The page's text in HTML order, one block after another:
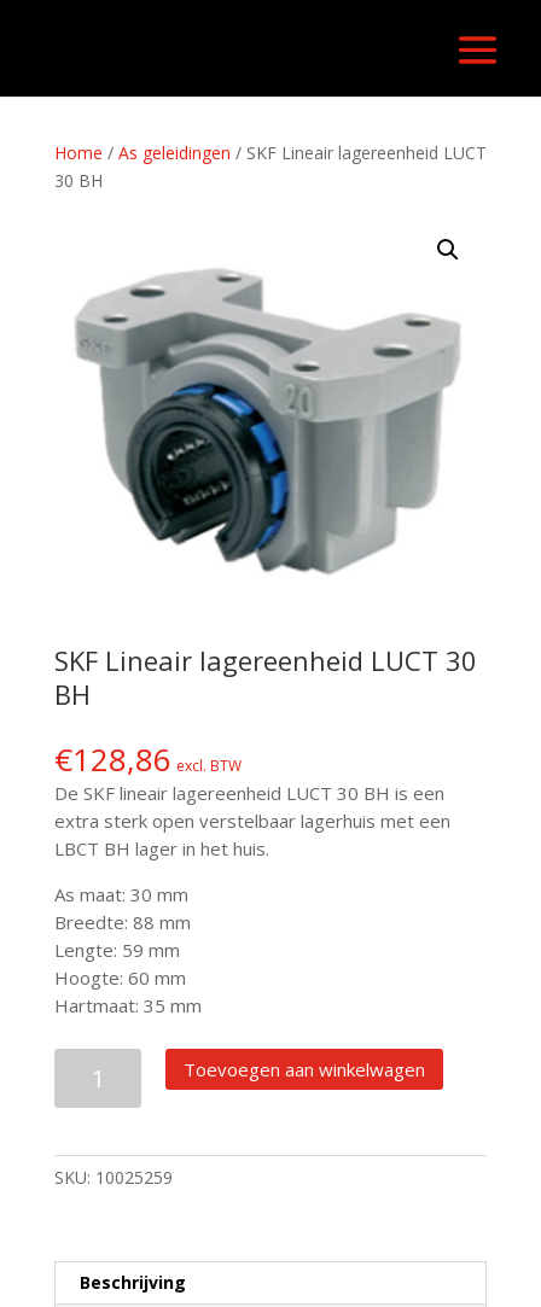
Home / As geleidingen / SKF Lineair lagereenheid LUCT
30 BH
SKF Lineair lagereenheid LUCT 30
BH
€128,86 excl. BTW
De SKF lineair lagereenheid LUCT 30 BH is een
extra sterk open verstelbaar lagerhuis met een
LBCT BH lager in het huis.
As maat: 30 mm
Breedte: 88 mm
Lengte: 59 mm
Hoogte: 60 mm
Hartmaat: 35 mm
Lineair
30
Toevoegen aan winkelwagen
SKU: 10025259
Beschrijving